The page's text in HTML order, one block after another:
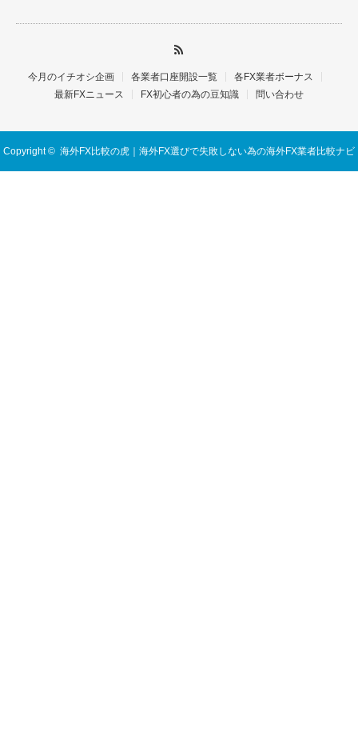
今月のイチオシ企画 各業者口座開設一覧
各FX業者ボーナス
最新FXニュース
FX初心者の為の豆知識 問い合わせ
Copyright © 海外FX比較の虎｜海外FX選びで失敗しない為の海外FX業者比較ナビ